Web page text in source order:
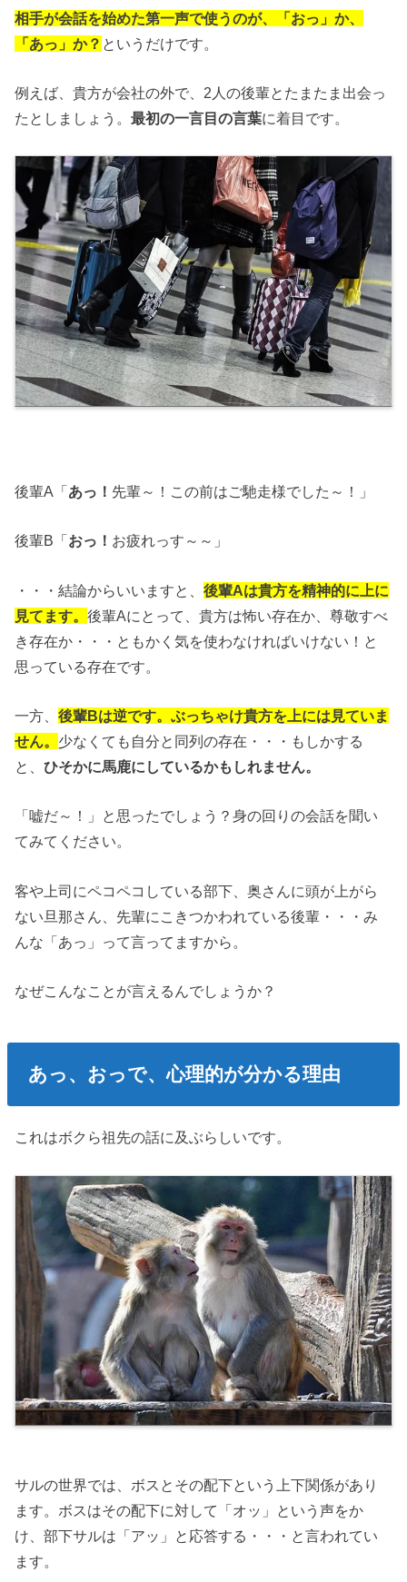
相手が会話を始めた第一声で使うのが、「おっ」か、
「あっ」か？ というだけです。
例えば、貴方が会社の外で、2人の後輩とたまたま出会っ
たとしましょう。最初の一言目の言葉に着目です。
後輩A「あっ！ 先輩～！この前はご馳走様でした～！」
後輩B「おっ！ お疲れっす～～」
・・・結論からいいますと、後輩Aは貴方を精神的に上に
見てます。後輩Aにとって、貴方は怖い存在か、尊敬すべ
き存在か・・・ともかく気を使わなければいけない！と
思っている存在です。
一方、後輩Bは逆です。ぶっちゃけ貴方を上には見ていま
せん。 少なくても自分と同列の存在・・・もしかする
と、ひそかに馬鹿にしているかもしれません。
「嘘だ～！」と思ったでしょう？身の回りの会話を聞い
てみてください。
客や上司にペコペコしている部下、奥さんに頭が上がら
ない旦那さん、先輩にこきつかわれている後輩・・・み
んな「あっ」って言ってますから。
なぜこんなことが言えるんでしょうか？
あっ、おっで、心理的が分かる理由
これはボクら祖先の話に及ぶらしいです。
サルの世界では、ボスとその配下という上下関係があり
ます。ボスはその配下に対して「オッ」という声をか
け、部下サルは「アッ」と応答する・・・と言われてい
ます。